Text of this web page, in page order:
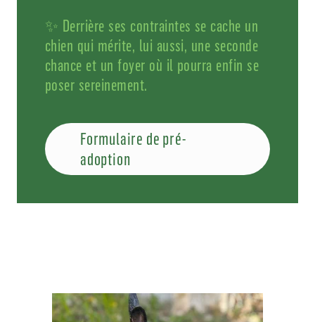
✨ Derrière ses contraintes se cache un
chien qui mérite, lui aussi, une seconde
chance et un foyer où il pourra enfin se
poser sereinement.
Formulaire de pré-
adoption